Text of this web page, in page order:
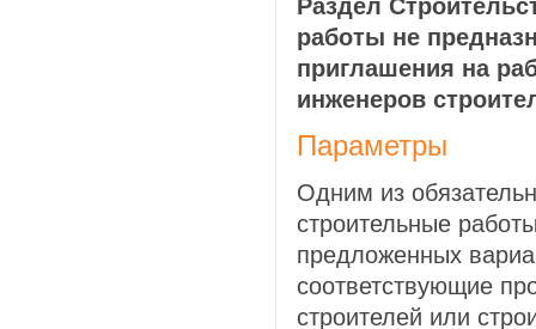
Раздел
работы не
приглашения на
инженеров
Параметры
Одним из
строительные
предложенных
соответствующие
строителей или